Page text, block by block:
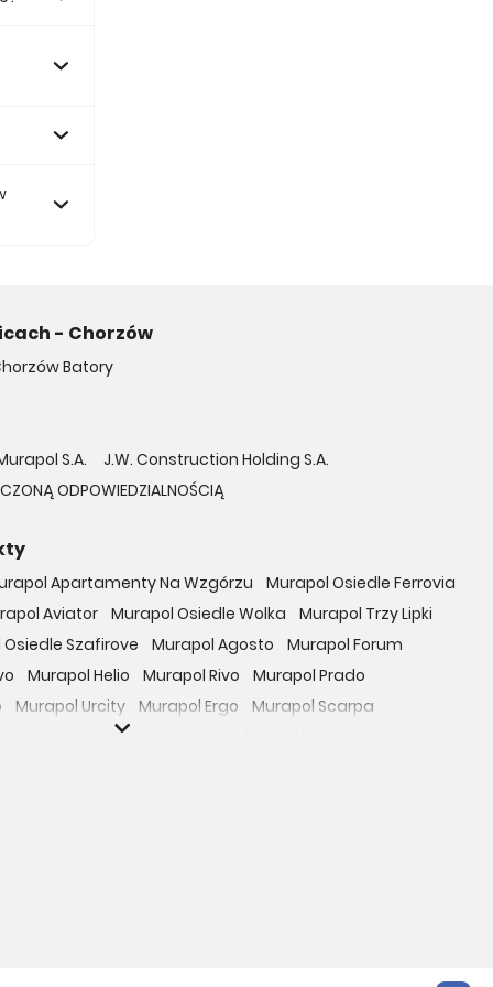
- Chorzów
Batory
S.A.
J.W. Construction Holding S.A.
ODPOWIEDZIALNOŚCIĄ
Apartamenty Na Wzgórzu
Murapol Osiedle Ferrovia
Aviator Murapol Osiedle Wolka
Murapol Trzy Lipki
Szafirove Murapol Agosto
Murapol Forum
Murapol Helio Murapol Rivo
Murapol Prado
Murapol Urcity Murapol Ergo
Murapol Scarpa
Murapol GreenCity